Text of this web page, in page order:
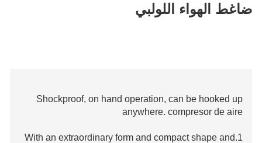
ضاغط الهواء اللولبي
Shockproof, on hand operation, can be hooked up
anywhere. compresor de aire
1.With an extraordinary form and compact shape and